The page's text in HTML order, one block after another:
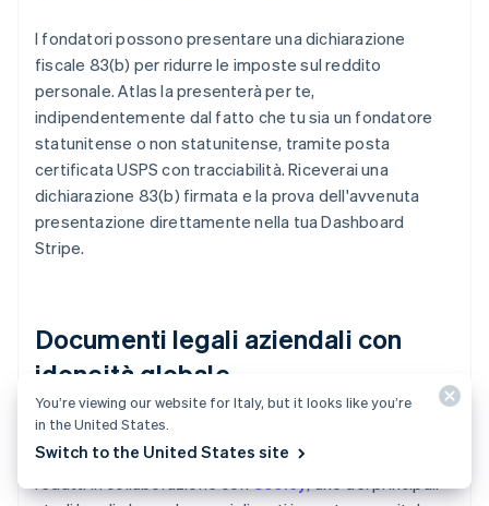
I fondatori possono presentare una dichiarazione
fiscale 83(b) per ridurre le imposte sul reddito
personale. Atlas la presenterà per te,
indipendentemente dal fatto che tu sia un fondatore
statunitense o non statunitense, tramite posta
certificata USPS con tracciabilità. Riceverai una
dichiarazione 83(b) firmata e la prova dell'avvenuta
presentazione direttamente nella tua Dashboard
Stripe.
Documenti legali aziendali con
idoneità globale
Atlas fornisce tutti i
avviare la tua azienda. I documenti Atlas C-corp sono
redatti in collaborazione conCooley, uno dei principali
You’re viewing our website for Italy, but it looks like you’re
in the United States.
Switch to the United States site